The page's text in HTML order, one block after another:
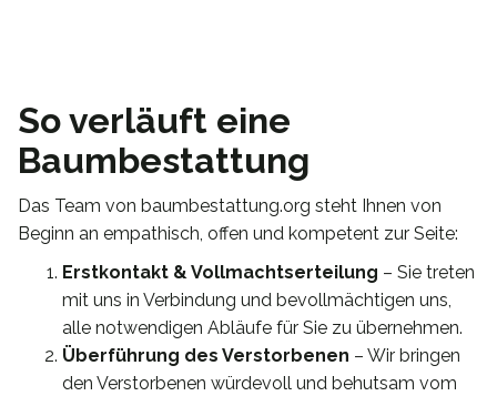
So verläuft eine
Baumbestattung
Das Team von baumbestattung.org steht Ihnen von
Beginn an empathisch, offen und kompetent zur Seite:
Erstkontakt & Vollmachtserteilung – Sie treten
mit uns in Verbindung und bevollmächtigen uns,
alle notwendigen Abläufe für Sie zu übernehmen.
Überführung des Verstorbenen – Wir bringen
den Verstorbenen würdevoll und behutsam vom